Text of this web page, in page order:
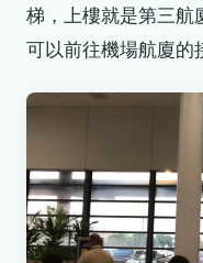
梯，上樓就是第三航
可以前往機場航廈的